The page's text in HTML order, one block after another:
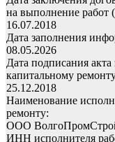
на выполнение работ
16.07.2018
Дата заполнения
08.05.2026
Дата подписания
капитальному
25.12.2018
Наименование
ремонту:
ООО
ИНН исполнителя